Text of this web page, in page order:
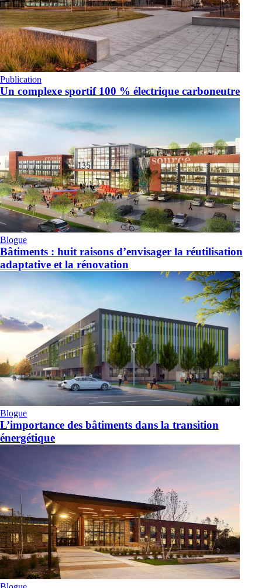
Publication
Un complexe sportif 100 % électrique carboneutre
Blogue
Bâtiments : huit raisons d’envisager la réutilisation
adaptative et la rénovation
Blogue
L’importance des bâtiments dans la transition
énergétique